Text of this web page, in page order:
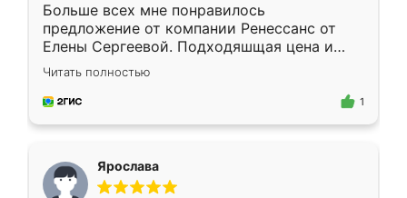
Больше всех мне понравилось
предложение от компании Ренессанс от
Елены Сергеевой. Подходяшщая цена и
короткие сроки изготовления. Приехавший
для замера сотрудник Владислав
предложил по моему эскизу самый
Читать полностью
1
Ярослава